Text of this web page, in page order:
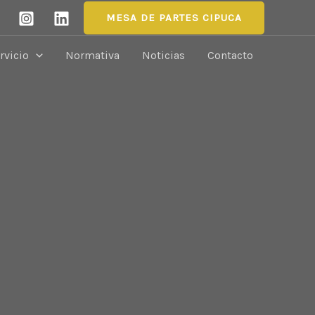
MESA DE PARTES CIPUCA
Normativa Noticias Contacto